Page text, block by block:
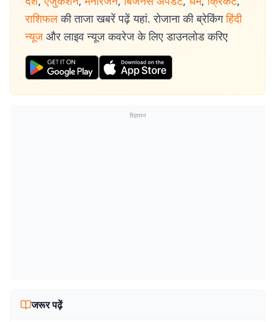
राशिफल की ताजा खबरें पढ़ें यहां. रोजाना की ब्रेकिंग हिंदी
न्यूज और लाइव न्यूज कवरेज के लिए डाउनलोड करिए
विज्ञापन
जरूर पढ़ें